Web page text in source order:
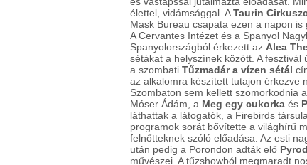
élettel, vidámsággal. ATaurin
Mask Bureau csapata ezen a napon
A Cervantes Intézet és a Spanyol
Spanyolországból érkezett az Alea
sétákat a helyszínek között. A
a szombati Tűzmadár a vízen sétál
az alkalomra készített tutajon érkezve
Szombaton sem kellett szomorkodnia
Móser Ádám, a Meg egy cukorka és
láthattak a látogatók, a Firebirds
programok sorát bővítette a világhírű
felnőtteknek szóló előadása. Az esti
után pedig a Porondon adták elő
művészei. A tűzshowból megmaradt